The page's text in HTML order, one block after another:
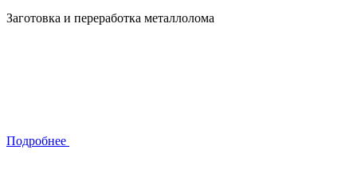
Заготовка и переработка металлолома
Подробнее